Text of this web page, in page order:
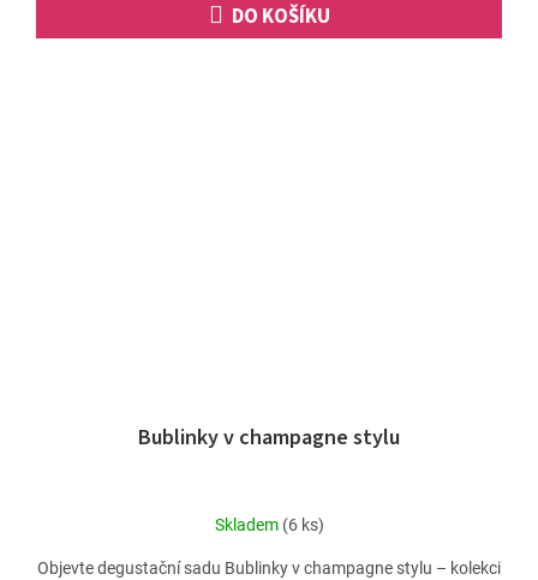
DO KOŠÍKU
Bublinky v champagne stylu
Skladem (6 ks)
Objevte degustační sadu Bublinky v champagne stylu – kolekci